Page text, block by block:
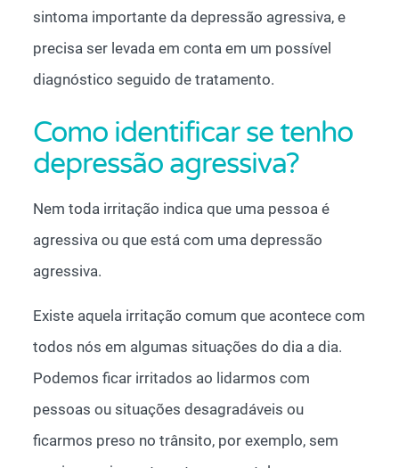
sintoma importante da depressão agressiva, e
precisa ser levada em conta em um possível
diagnóstico seguido de tratamento.
Como identificar se tenho
depressão agressiva?
Nem toda irritação indica que uma pessoa é
agressiva ou que está com uma depressão
agressiva.
Existe aquela irritação comum que acontece com
todos nós em algumas situações do dia a dia.
Podemos ficar irritados ao lidarmos com
pessoas ou situações desagradáveis ou
ficarmos preso no trânsito, por exemplo, sem